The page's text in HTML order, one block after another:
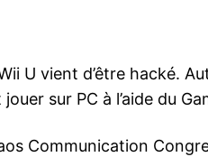
U vient d’être hacké.
sur PC à l’aide du
Communication